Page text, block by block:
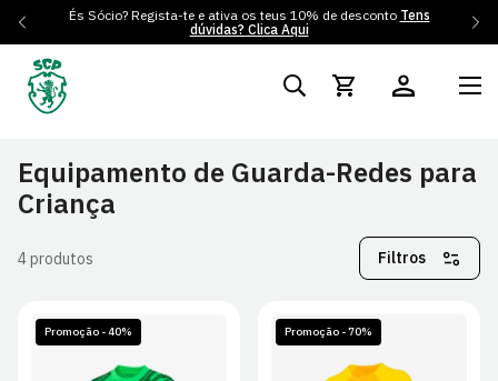
És Sócio? Regista-te e ativa os teus 10% de desconto Tens
dúvidas? Clica Aqui
Equipamento de Guarda-Redes para
Criança
4 produtos Filtros
Promoção - 40% Promoção - 70%